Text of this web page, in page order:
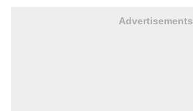
Advertisements